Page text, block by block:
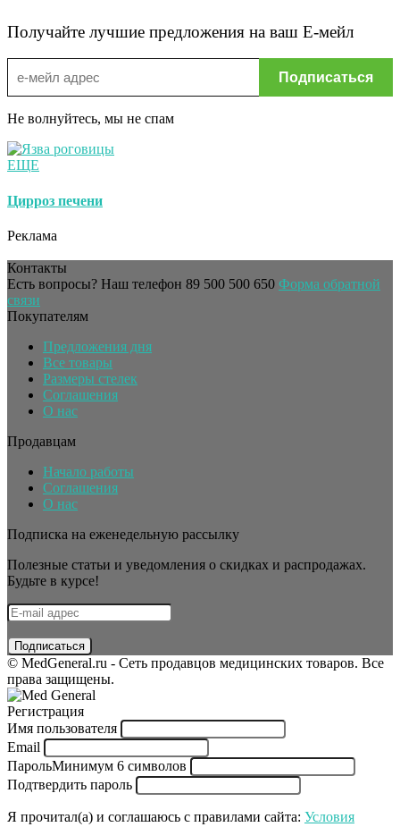
Получайте лучшие предложения на ваш Е-мейл
Не волнуйтесь, мы не спам
ЕЩЕ
Цирроз печени
Реклама
Контакты
Есть вопросы? Наш телефон 89 500 500 650 Форма обратной
связи
Покупателям
Предложения дня
Все товары
Размеры стелек
Соглашения
О нас
Продавцам
Начало работы
Соглашения
О нас
Подписка на еженедельную рассылку
Полезные статьи и уведомления о скидках и распродажах.
Будьте в курсе!
© MedGeneral.ru - Сеть продавцов медицинских товаров. Все
права защищены.
Регистрация
Имя пользователя
Email
ПарольМинимум 6 символов
Подтвердить пароль
Я прочитал(а) и соглашаюсь с правилами сайта: Условия